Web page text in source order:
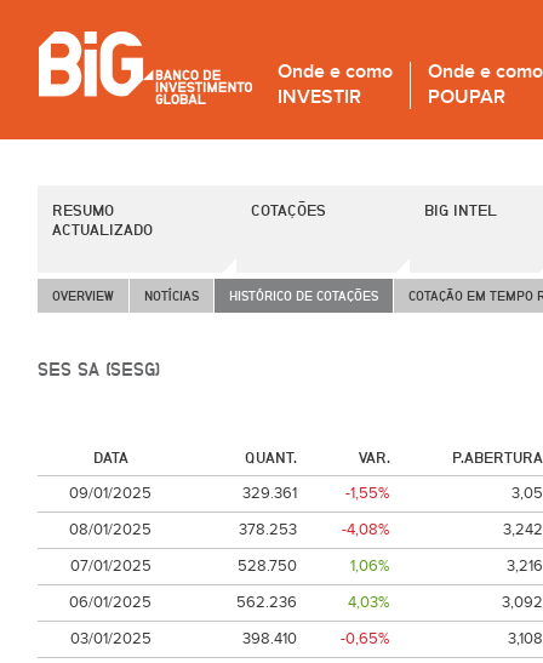
Onde e como
INVESTIR
Onde e como
POUPAR
RESUMO
ACTUALIZADO
COTAÇÕES BIG INTEL
OVERVIEW NOTÍCIAS HISTÓRICO DE COTAÇÕES COTAÇÃO EM TEMPO
SES SA (SESG)
DATA QUANT. VAR.
P.ABERTURA
09/01/2025
329.361 -1,55%
3,05
08/01/2025
378.253 -4,08%
3,242
07/01/2025
528.750 1,06%
3,216
06/01/2025
562.236 4,03%
3,092
03/01/2025
398.410 -0,65%
3,108